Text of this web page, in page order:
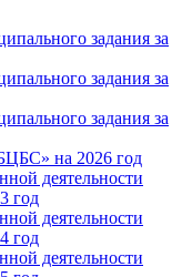
задания за
задания за
задания за
на 2026 год
деятельности
год
деятельности
год
деятельности